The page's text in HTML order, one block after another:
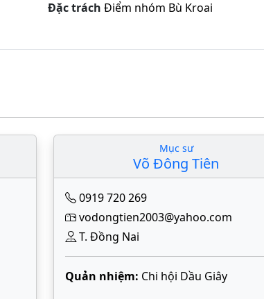
Đặc trách Điểm nhóm Bù Kroai
Mục sư
Võ Đông Tiên
0919 720 269
vodongtien2003@yahoo.com
T. Đồng Nai
Quản nhiệm: Chi hội Dầu Giây